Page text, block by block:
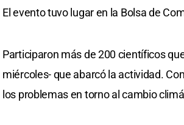
El evento tuvo lugar en la Bolsa de
Participaron más de 200 científicos
miércoles- que abarcó la actividad.
los problemas en torno al cambio